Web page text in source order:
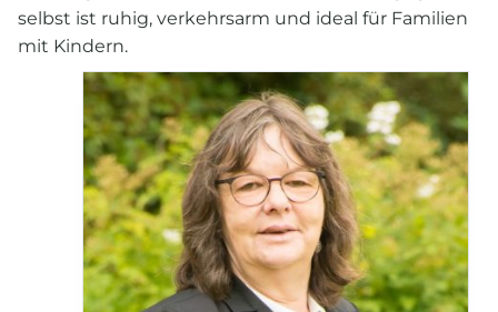
selbst ist ruhig, verkehrsarm und ideal für Familien
mit Kindern.